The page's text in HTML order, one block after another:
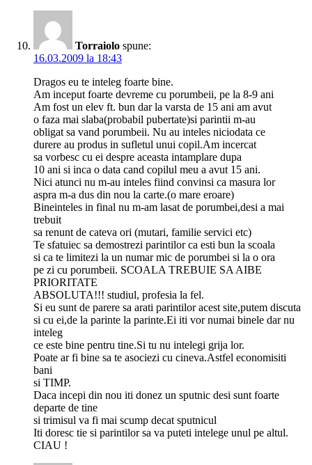
Torraiolo spune:
16.03.2009 la 18:43
Dragos eu te inteleg foarte bine.
Am inceput foarte devreme cu porumbeii, pe la 8-9 ani
Am fost un elev ft. bun dar la varsta de 15 ani am avut
o faza mai slaba(probabil pubertate)si parintii m-au
obligat sa vand porumbeii. Nu au inteles niciodata ce
durere au produs in sufletul unui copil.Am incercat
sa vorbesc cu ei despre aceasta intamplare dupa
10 ani si inca o data cand copilul meu a avut 15 ani.
Nici atunci nu m-au inteles fiind convinsi ca masura lor
aspra m-a dus din nou la carte.(o mare eroare)
Bineinteles in final nu m-am lasat de porumbei,desi a mai
trebuit
sa renunt de cateva ori (mutari, familie servici etc)
Te sfatuiec sa demostrezi parintilor ca esti bun la scoala
si ca te limitezi la un numar mic de porumbei si la o ora
pe zi cu porumbeii. SCOALA TREBUIE SA AIBE
PRIORITATE
ABSOLUTA!!! studiul, profesia la fel.
Si eu sunt de parere sa arati parintilor acest site,putem discuta
si cu ei,de la parinte la parinte.Ei iti vor numai binele dar nu
inteleg
ce este bine pentru tine.Si tu nu intelegi grija lor.
Poate ar fi bine sa te asociezi cu cineva.Astfel economisiti
bani
si TIMP.
Daca incepi din nou iti donez un sputnic desi sunt foarte
departe de tine
si trimisul va fi mai scump decat sputnicul
Iti doresc tie si parintilor sa va puteti intelege unul pe altul.
CIAU !